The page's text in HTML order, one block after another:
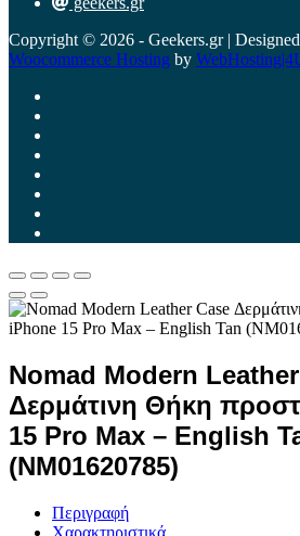
Copyright © 2026 - Geekers.gr |
Woocommerce Hosting by
Nomad Modern
Δερμάτινη Θήκη
15 Pro Max – English
(NM01620785)
Περιγραφή
Χαρακτηριστικά